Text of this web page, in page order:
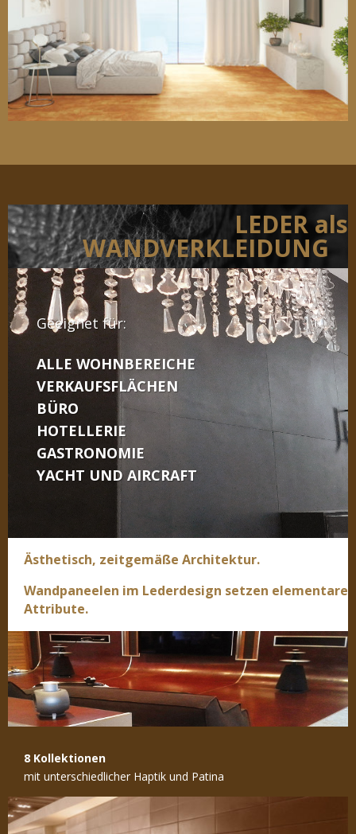
LEDER als
WANDVERKLEIDUNG
Geeignet für:
ALLE WOHNBEREICHE
VERKAUFSFLÄCHEN
BÜRO
HOTELLERIE
GASTRONOMIE
YACHT UND AIRCRAFT
Ästhetisch, zeitgemäße Architektur.
Wandpaneelen im Lederdesign setzen elementare
Attribute.
8 Kollektionen
mit unterschiedlicher Haptik und Patina